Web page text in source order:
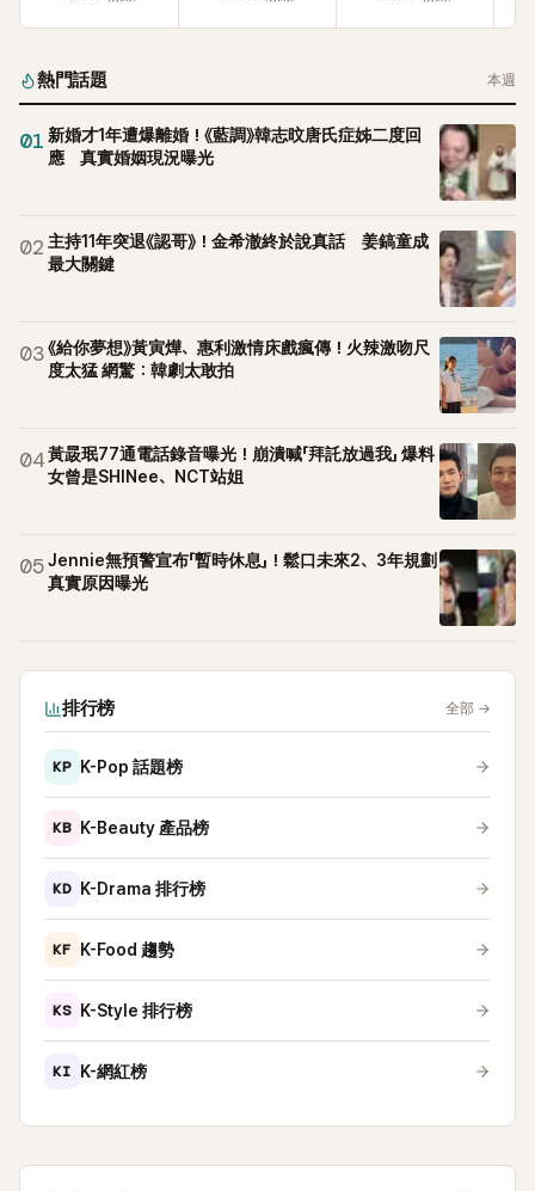
熱門話題 本週
01 新婚才1年遭爆離婚！《藍調》韓志旼唐氏症姊二度回
應 真實婚姻現況曝光
02 主持11年突退《認哥》！金希澈終於說真話 姜鎬童成
最大關鍵
03《給你夢想》黃寅燁、惠利激情床戲瘋傳！火辣激吻尺
度太猛 網驚：韓劇太敢拍
04黃晸珉77通電話錄音曝光！崩潰喊「拜託放過我」 爆料
女曾是SHINee、NCT站姐
05Jennie無預警宣布「暫時休息」！鬆口未來2、3年規劃
真實原因曝光
排行榜 全部 →
KP K-Pop 話題榜
KB K-Beauty 產品榜
KD K-Drama 排行榜
KF K-Food 趨勢
KS K-Style 排行榜
KI K-網紅榜